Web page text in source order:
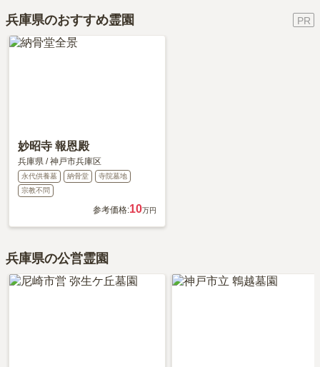
確認ください。
る。ショッピングセンターでは食事はもとより不足品をそろえるこ
とが出来て便利。」といったお声をいただいております。
兵庫県のおすすめ霊園
妙昭寺 報恩殿
兵庫県 /神戸市兵庫区
永代供養墓 納骨堂
寺院墓地
宗教不問
参考価格:10万円
兵庫県の公営霊園